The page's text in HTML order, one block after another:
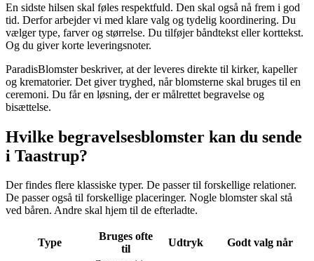
En sidste hilsen skal føles respektfuld. Den skal også nå frem i god
tid. Derfor arbejder vi med klare valg og tydelig koordinering. Du
vælger type, farver og størrelse. Du tilføjer båndtekst eller korttekst.
Og du giver korte leveringsnoter.
ParadisBlomster beskriver, at der leveres direkte til kirker, kapeller
og krematorier. Det giver tryghed, når blomsterne skal bruges til en
ceremoni. Du får en løsning, der er målrettet begravelse og
bisættelse.
Hvilke begravelsesblomster kan du sende
i Taastrup?
Der findes flere klassiske typer. De passer til forskellige relationer.
De passer også til forskellige placeringer. Nogle blomster skal stå
ved båren. Andre skal hjem til de efterladte.
Type
Bruges ofte
til
Udtryk Godt valg når